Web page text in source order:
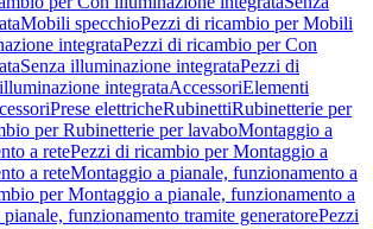
Mobili specchioPezzi di ricambio per Mobili
integrataPezzi di ricambio per Con
Senza illuminazione integrataPezzi di
integrataAccessoriElementi
Prese elettricheRubinettiRubinetterie per
per Rubinetterie per lavaboMontaggio a
a retePezzi di ricambio per Montaggio a
a reteMontaggio a pianale, funzionamento a
per Montaggio a pianale, funzionamento a
funzionamento tramite generatorePezzi